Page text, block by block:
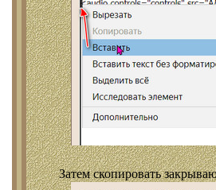
Затем скопировать